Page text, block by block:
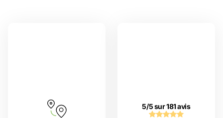
5/5 sur 181 avis